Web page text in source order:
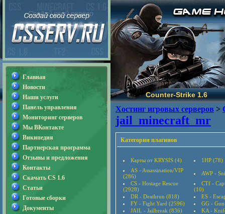
Counter-Strike 1.6
Хостинг игровых серверов >
jail_minecraft_mr
Категории плагинов
Карты от KRYSIS (4)
1HP (78)
AS - Assassination/VIP
(286)
AWP -
CS - Hostage Rescue
(2928)
CTf -
(10)
DR - Deathrun (818)
ES -
FY - Fight Yard (2596)
GG -
JAIL - Jailbreak (836)
KA -
Главная
Новости
Наши услуги
Панель управления
Мониторинг серверов
Мы ВКонтакте
Википедия
Партнерская программа
Отзывы и предложения
Контакты
Скачать CS 1.6
Статьи
Готовые сборки
Документы